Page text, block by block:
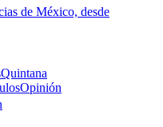
de México, desde
Quintana
Opinión